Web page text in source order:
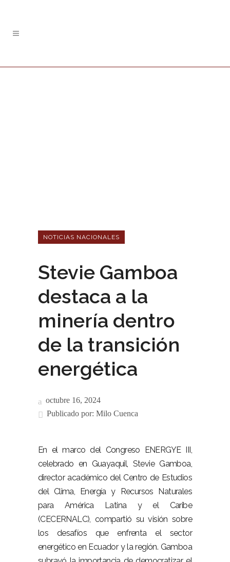
NOTICIAS NACIONALES
Stevie Gamboa
destaca a la
minería dentro
de la transición
energética
octubre 16, 2024
Publicado por: Milo Cuenca
En el marco del Congreso ENERGYE III,
celebrado en Guayaquil, Stevie Gamboa,
director académico del Centro de Estudios
del Clima, Energía y Recursos Naturales
para América Latina y el Caribe
(CECERNALC), compartió su visión sobre
los desafíos que enfrenta el sector
energético en Ecuador y la región. Gamboa